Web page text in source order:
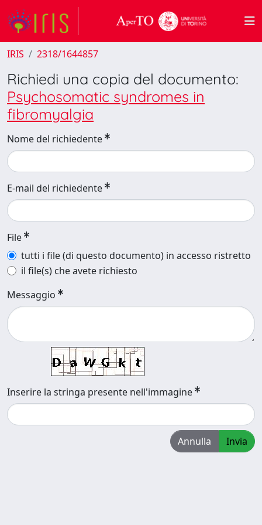
IRIS 2318/1644857
Richiedi una copia del documento:
Psychosomatic syndromes in
fibromyalgia
Nome del richiedente
E-mail del richiedente
File
tutti i file (di questo documento) in accesso ristretto
il file(s) che avete richiesto
Messaggio
Inserire la stringa presente nell'immagine
Annulla Invia